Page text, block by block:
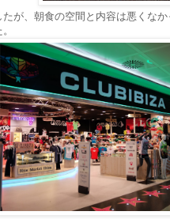
が、朝食の空間と内容は悪くな